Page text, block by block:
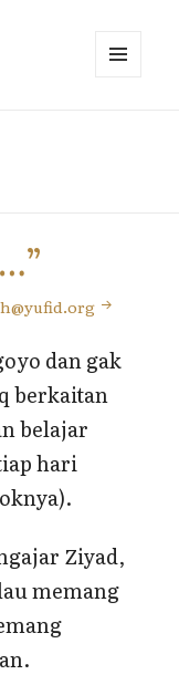
dan gak
berkaitan
belajar
hari
Ziyad,
memang